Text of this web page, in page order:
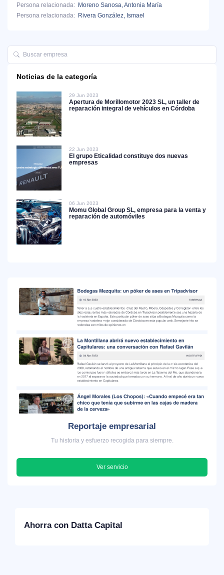
Persona relacionada: Moreno Sanosa, Antonia María
Persona relacionada: Rivera González, Ismael
Noticias de la categoría
29 Jun 2023
Apertura de Morillomotor 2023 SL, un taller de
reparación integral de vehículos en Córdoba
22 Jun 2023
El grupo Eticalidad constituye dos nuevas
empresas
06 Jun 2023
Momu Global Group SL, empresa para la venta y
reparación de automóviles
Reportaje empresarial
Tu historia y esfuerzo recogida para siempre.
Ver servicio
Ahorra con Datta Capital